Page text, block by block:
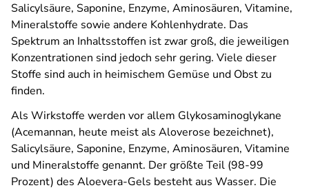
Salicylsäure, Saponine, Enzyme, Aminosäuren, Vitamine,
Mineralstoffe sowie andere Kohlenhydrate. Das
Spektrum an Inhaltsstoffen ist zwar groß, die jeweiligen
Konzentrationen sind jedoch sehr gering. Viele dieser
Stoffe sind auch in heimischem Gemüse und Obst zu
finden.
Als Wirkstoffe werden vor allem Glykosaminoglykane
(Acemannan, heute meist als Aloverose bezeichnet),
Salicylsäure, Saponine, Enzyme, Aminosäuren, Vitamine
und Mineralstoffe genannt. Der größte Teil (98-99
Prozent) des Aloevera-Gels besteht aus Wasser. Die